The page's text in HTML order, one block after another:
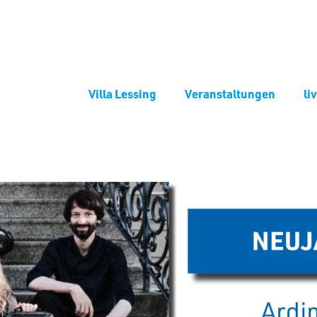
Villa Lessing Veranstaltungen